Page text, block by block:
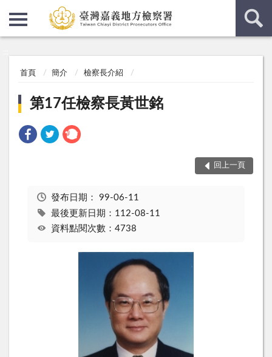
首頁 簡介 檢察長介紹
第17任檢察長黃世銘
回上一頁
發布日期： 99-06-11
最後更新日期：112-08-11
資料點閱次數：4738